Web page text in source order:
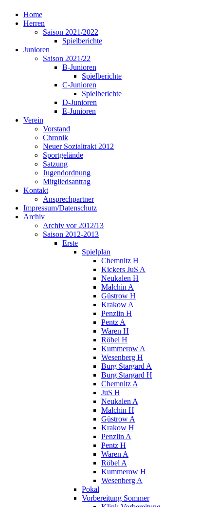
Home
Herren
Saison 2021/2022
Spielberichte
Junioren
Saison 2021/22
B-Junioren
Spielberichte
C-Junioren
Spielberichte
D-Junioren
E-Junioren
Verein
Vorstand
Chronik
Neuer Sozialtrakt 2012
Sportgelände
Satzung
Jugendordnung
Mitgliedsantrag
Kontakt
Ansprechpartner
Impressum/Datenschutz
Archiv
Archiv vor 2012/13
Saison 2012-2013
Erste
Spielplan
Chemnitz H
Kickers JuS A
Neukalen H
Malchin A
Güstrow H
Krakow A
Penzlin H
Pentz A
Waren H
Röbel H
Kummerow A
Wesenberg H
Burg Stargard A
Burg Stargard H
Chemnitz A
JuS H
Neukalen A
Malchin H
Güstrow A
Krakow H
Penzlin A
Pentz H
Waren A
Röbel A
Kummerow H
Wesenberg A
Pokal
Vorbereitung Sommer